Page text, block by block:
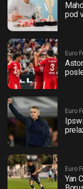
pod
Euro
Euro
Euro
Yan